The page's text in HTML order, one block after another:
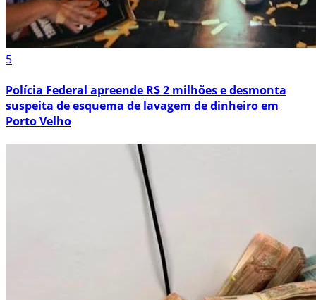
5
Polícia Federal apreende R$ 2 milhões e desmonta
suspeita de esquema de lavagem de dinheiro em
Porto Velho